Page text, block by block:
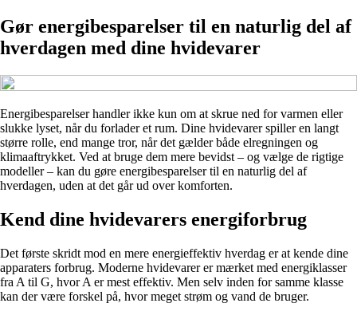
Gør energibesparelser til en naturlig del af
hverdagen med dine hvidevarer
Energibesparelser handler ikke kun om at skrue ned for varmen eller
slukke lyset, når du forlader et rum. Dine hvidevarer spiller en langt
større rolle, end mange tror, når det gælder både elregningen og
klimaaftrykket. Ved at bruge dem mere bevidst – og vælge de rigtige
modeller – kan du gøre energibesparelser til en naturlig del af
hverdagen, uden at det går ud over komforten.
Kend dine hvidevarers energiforbrug
Det første skridt mod en mere energieffektiv hverdag er at kende dine
apparaters forbrug. Moderne hvidevarer er mærket med energiklasser
fra A til G, hvor A er mest effektiv. Men selv inden for samme klasse
kan der være forskel på, hvor meget strøm og vand de bruger.